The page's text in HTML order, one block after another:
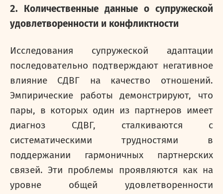
2. Количественные данные о супружеской
удовлетворенности и конфликтности
Исследования супружеской адаптации
последовательно подтверждают негативное
влияние СДВГ на качество отношений.
Эмпирические работы демонстрируют, что
пары, в которых один из партнеров имеет
диагноз СДВГ, сталкиваются с
систематическими трудностями в
поддержании гармоничных партнерских
связей. Эти проблемы проявляются как на
уровне общей удовлетворенности